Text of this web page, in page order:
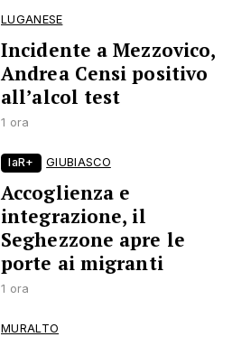
LUGANESE
Incidente a Mezzovico,
Andrea Censi positivo
all’alcol test
1 ora
laR+ GIUBIASCO
Accoglienza e
integrazione, il
Seghezzone apre le
porte ai migranti
1 ora
MURALTO